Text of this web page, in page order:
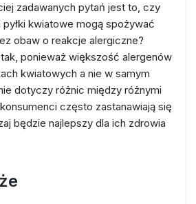
zadawanych pytań jest to, czy
kwiatowe mogą spożywać
obaw o reakcje alergiczne?
ponieważ większość alergenów
kwiatowych a nie w samym
dotyczy różnic między różnymi
często zastanawiają się
będzie najlepszy dla ich zdrowia